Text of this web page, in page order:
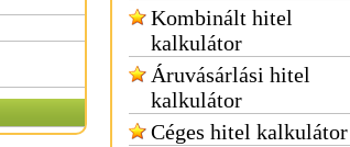
Kombinált hitel
kalkulátor
Áruvásárlási hitel
kalkulátor
Céges hitel kalkulátor